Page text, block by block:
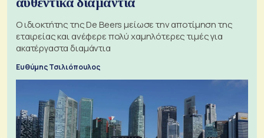
Ο ιδιοκτήτης της De Beers μείωσε την αποτίμηση της
εταιρείας και ανέφερε πολύ χαμηλότερες τιμές για
ακατέργαστα διαμάντια
Ευθύμης Τσιλιόπουλος